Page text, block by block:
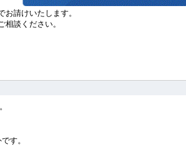
請けいたします。
談ください。
す。